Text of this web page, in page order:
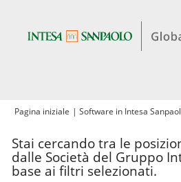
Pagina iniziale | Software in Intesa
Stai cercando tra le
dalle Società del Gruppo
base ai filtri selezionati.